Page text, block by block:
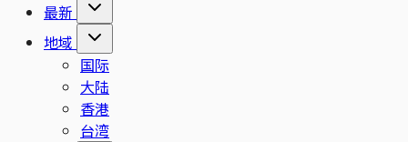
最新
地域
国际
大陆
香港
台湾